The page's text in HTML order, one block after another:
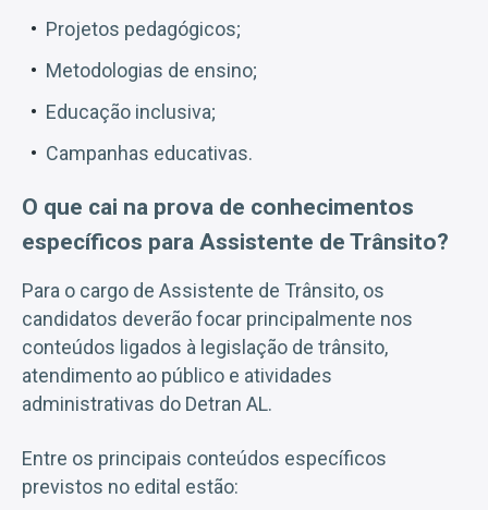
Projetos pedagógicos;
Metodologias de ensino;
Educação inclusiva;
Campanhas educativas.
O que cai na prova de conhecimentos
específicos para Assistente de Trânsito?
Para o cargo de Assistente de Trânsito, os
candidatos deverão focar principalmente nos
conteúdos ligados à legislação de trânsito,
atendimento ao público e atividades
administrativas do Detran AL.
Entre os principais conteúdos específicos
previstos no edital estão: